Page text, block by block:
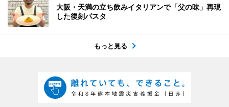
大阪・天満の立ち飲みイタリアンで「父の味」再現
した復刻パスタ
もっと見る